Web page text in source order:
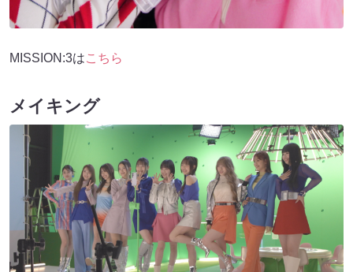
MISSION:3はこちら
メイキング